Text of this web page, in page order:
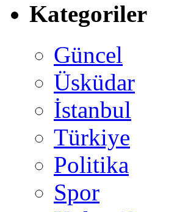
Kategoriler
Güncel
Üsküdar
İstanbul
Türkiye
Politika
Spor